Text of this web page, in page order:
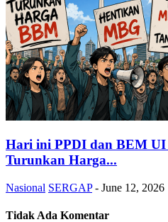
Hari ini PPDI dan BEM
Turunkan Harga...
Nasional SERGAP - June 12, 2026
Tidak Ada Komentar